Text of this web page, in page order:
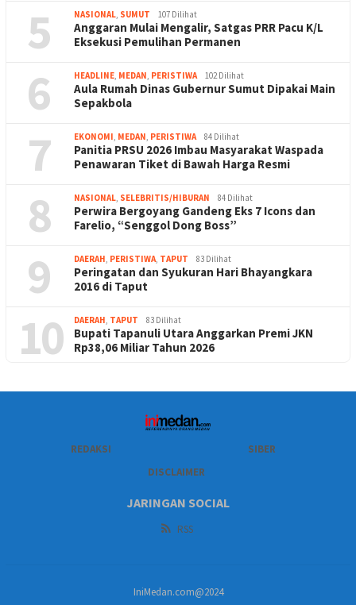
5 NASIONAL, SUMUT 107 Dilihat
Anggaran Mulai Mengalir, Satgas PRR Pacu K/L
Eksekusi Pemulihan Permanen
6 HEADLINE, MEDAN, PERISTIWA 102 Dilihat
Aula Rumah Dinas Gubernur Sumut Dipakai Main
Sepakbola
7 EKONOMI, MEDAN, PERISTIWA 84 Dilihat
Panitia PRSU 2026 Imbau Masyarakat Waspada
Penawaran Tiket di Bawah Harga Resmi
8 NASIONAL, SELEBRITIS/HIBURAN 84 Dilihat
Perwira Bergoyang Gandeng Eks 7 Icons dan
Farelio, “Senggol Dong Boss”
9 DAERAH, PERISTIWA, TAPUT 83 Dilihat
Peringatan dan Syukuran Hari Bhayangkara
2016 di Taput
10 DAERAH, TAPUT 83 Dilihat
Bupati Tapanuli Utara Anggarkan Premi JKN
Rp38,06 Miliar Tahun 2026
REDAKSI
SIBER
DISCLAIMER
JARINGAN SOCIAL
RSS
IniMedan.com@2024